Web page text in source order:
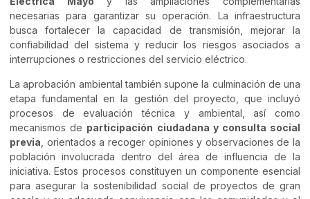
necesarias para garantizar su operación. La infraestructura
busca fortalecer la capacidad de transmisión, mejorar la
confiabilidad del sistema y reducir los riesgos asociados a
interrupciones o restricciones del servicio eléctrico.
La aprobación ambiental también supone la culminación de una
etapa fundamental en la gestión del proyecto, que incluyó
procesos de evaluación técnica y ambiental, así como
mecanismos de participación ciudadana y consulta social
previa , orientados a recoger opiniones y observaciones de la
población involucrada dentro del área de influencia de la
iniciativa. Estos procesos constituyen un componente esencial
para asegurar la sostenibilidad social de proyectos de gran